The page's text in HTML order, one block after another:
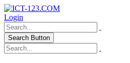
Login
Search Button